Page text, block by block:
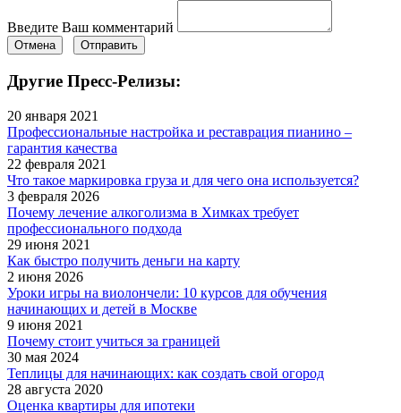
Введите Ваш комментарий
Отмена Отправить
Другие Пресс-Релизы:
20 января 2021
Профессиональные настройка и реставрация пианино –
гарантия качества
22 февраля 2021
Что такое маркировка груза и для чего она используется?
3 февраля 2026
Почему лечение алкоголизма в Химках требует
профессионального подхода
29 июня 2021
Как быстро получить деньги на карту
2 июня 2026
Уроки игры на виолончели: 10 курсов для обучения
начинающих и детей в Москве
9 июня 2021
Почему стоит учиться за границей
30 мая 2024
Теплицы для начинающих: как создать свой огород
28 августа 2020
Оценка квартиры для ипотеки